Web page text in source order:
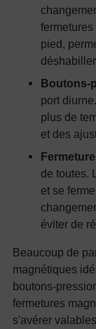
pied,
Boutons-
port
plus de
et des
de toutes.
et se
éviter de
Beaucoup de
magnétiques
boutons-
fermetures
s'avérer